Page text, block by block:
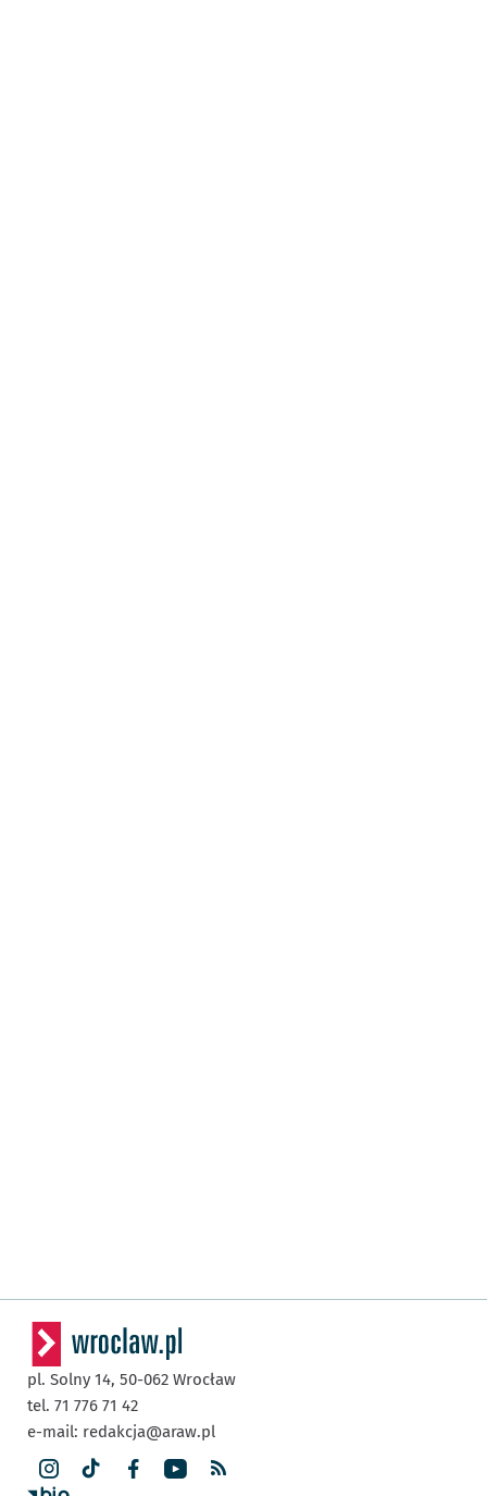
pl. Solny 14, 50-062 Wrocław
tel. 71 776 71 42
e-mail: redakcja@araw.pl